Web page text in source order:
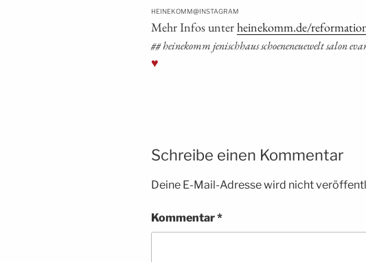
HEINEKOMM@INSTAGRAM
Mehr Infos unterheinekomm.de/
## hei­ne­komm jenisch­haus schoe­nen­eu­e­welt salon
♥
Schreibe einen Kommentar
Deine E-Mail-Adresse wird nicht
Kommentar*